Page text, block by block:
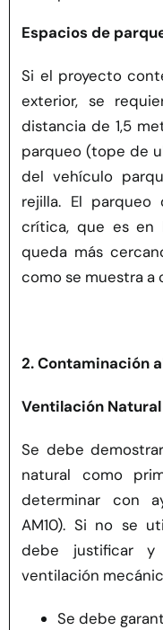
Espacios de
Si el proyecto
exterior, se
distancia de 1,5
parqueo (tope de
del vehículo
rejilla. El
crítica, que es en
queda más
como se muestra a
2. Contaminación
Ventilación Natural
Se debe
natural como
determinar con
AM10). Si no se
debe justificar y
ventilación
Se debe